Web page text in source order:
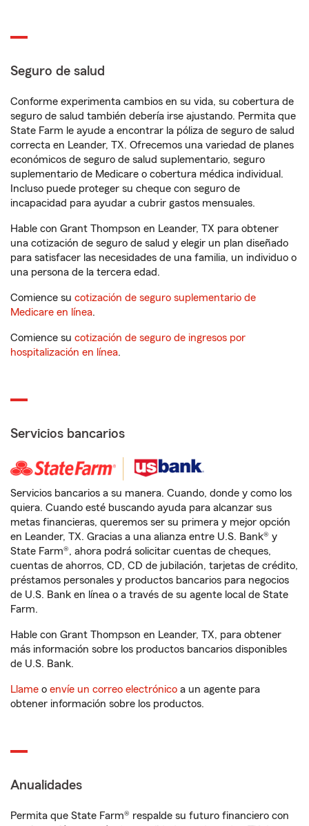
Seguro de salud
Conforme experimenta cambios en su vida, su cobertura de
seguro de salud también debería irse ajustando. Permita que
State Farm le ayude a encontrar la póliza de seguro de salud
correcta en Leander, TX. Ofrecemos una variedad de planes
económicos de seguro de salud suplementario, seguro
suplementario de Medicare o cobertura médica individual.
Incluso puede proteger su cheque con seguro de
incapacidad para ayudar a cubrir gastos mensuales.
Hable con Grant Thompson en Leander, TX para obtener
una cotización de seguro de salud y elegir un plan diseñado
para satisfacer las necesidades de una familia, un individuo o
una persona de la tercera edad.
Comience su cotización de seguro suplementario de
Medicare en línea.
Comience su cotización de seguro de ingresos por
hospitalización en línea.
Servicios bancarios
Servicios bancarios a su manera. Cuando, donde y como los
quiera. Cuando esté buscando ayuda para alcanzar sus
metas financieras, queremos ser su primera y mejor opción
en Leander, TX. Gracias a una alianza entre U.S. Bank® y
State Farm®, ahora podrá solicitar cuentas de cheques,
cuentas de ahorros, CD, CD de jubilación, tarjetas de crédito,
préstamos personales y productos bancarios para negocios
de U.S. Bank en línea o a través de su agente local de State
Farm.
Hable con Grant Thompson en Leander, TX, para obtener
más información sobre los productos bancarios disponibles
de U.S. Bank.
Llame o envíe un correo electrónico a un agente para
obtener información sobre los productos.
Anualidades
Permita que State Farm® respalde su futuro financiero con